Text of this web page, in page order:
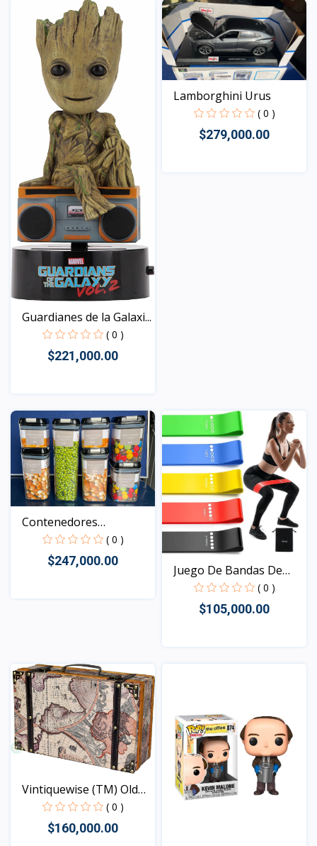
Guardianes de la Galaxi...
( 0 )
$221,000.00
Vista
Lamborghini Urus
( 0 )
$279,000.00
Contenedores
Herméticos...
( 0 )
$247,000.00
Juego De Bandas De
Resi...
( 0 )
$105,000.00
Vintiquewise (TM) Old
( 0 )
$160,000.00